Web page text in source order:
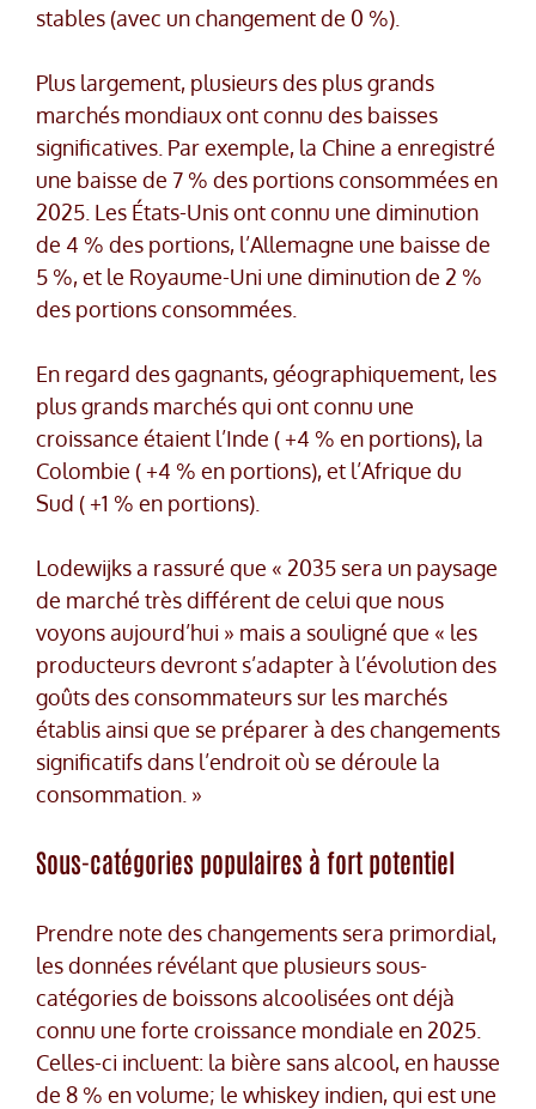
stables (avec un changement de 0 %).
Plus largement, plusieurs des plus grands
marchés mondiaux ont connu des baisses
significatives. Par exemple, la Chine a enregistré
une baisse de 7 % des portions consommées en
2025. Les États-Unis ont connu une diminution
de 4 % des portions, l’Allemagne une baisse de
5 %, et le Royaume-Uni une diminution de 2 %
des portions consommées.
En regard des gagnants, géographiquement, les
plus grands marchés qui ont connu une
croissance étaient l’Inde ( +4 % en portions), la
Colombie ( +4 % en portions), et l’Afrique du
Sud ( +1 % en portions).
Lodewijks a rassuré que « 2035 sera un paysage
de marché très différent de celui que nous
voyons aujourd’hui » mais a souligné que « les
producteurs devront s’adapter à l’évolution des
goûts des consommateurs sur les marchés
établis ainsi que se préparer à des changements
significatifs dans l’endroit où se déroule la
consommation. »
Sous-catégories populaires à fort potentiel
Prendre note des changements sera primordial,
les données révélant que plusieurs sous-
catégories de boissons alcoolisées ont déjà
connu une forte croissance mondiale en 2025.
Celles-ci incluent: la bière sans alcool, en hausse
de 8 % en volume; le whiskey indien, qui est une